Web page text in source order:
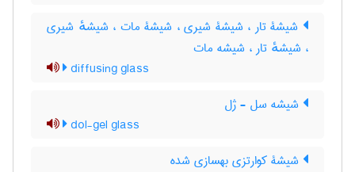
شیشۀ تار ، شیشۀ شیری ، شیشۀ مات ، شیشهٔ شیری
، شیشهٔ تار ، شیشه مات
diffusing glass
شیشه سل - ژل
dol-gel glass
شیشۀ کوارتزی بهسازی شده